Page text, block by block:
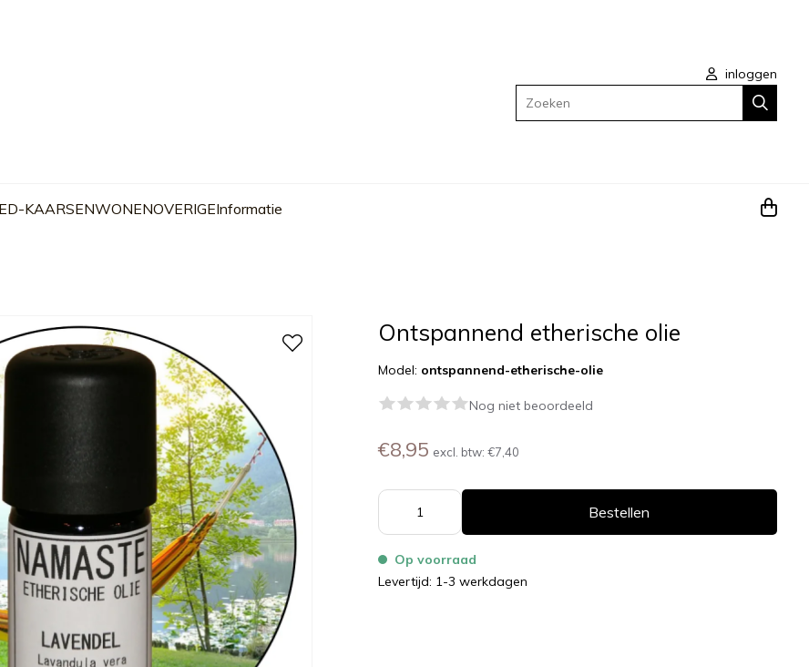
inloggen
Zoeken
KAARSENWONENOVERIGEInformatie
Ontspannend etherische olie
Model: ontspannend-etherische-olie
Nog niet beoordeeld
€8,95 excl. btw: €7,40
Bestellen
Op voorraad
Levertijd: 1-3 werkdagen